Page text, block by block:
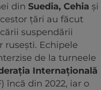
din Suedia, Cehia și
țări au făcut
suspendării
Echipele
de la turneele
Internațională
încă din 2022, iar o